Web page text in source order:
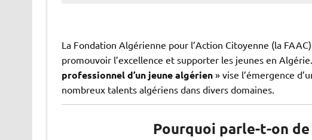
La Fondation Algérienne pour l’Action Citoyenne (la
promouvoir l’excellence et supporter les jeunes en
professionnel d’un jeune algérien» vise l’émergence
nombreux talents algériens dans divers domaines.
Pourquoi parle-t-on